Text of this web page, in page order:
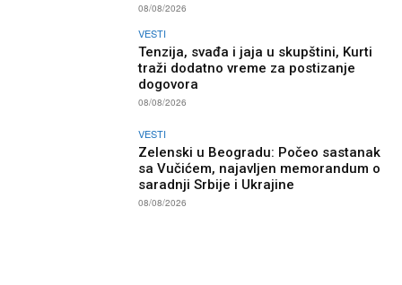
08/08/2026
VESTI
Tenzija, svađa i jaja u skupštini, Kurti
traži dodatno vreme za postizanje
dogovora
08/08/2026
VESTI
Zelenski u Beogradu: Počeo sastanak
sa Vučićem, najavljen memorandum o
saradnji Srbije i Ukrajine
08/08/2026